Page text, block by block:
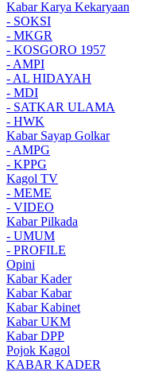
Kabar Karya Kekaryaan
- SOKSI
- MKGR
- KOSGORO 1957
- AMPI
- AL HIDAYAH
- MDI
- SATKAR ULAMA
- HWK
Kabar Sayap Golkar
- AMPG
- KPPG
Kagol TV
- MEME
- VIDEO
Kabar Pilkada
- UMUM
- PROFILE
Opini
Kabar Kader
Kabar Kabar
Kabar Kabinet
Kabar UKM
Kabar DPP
Pojok Kagol
KABAR KADER